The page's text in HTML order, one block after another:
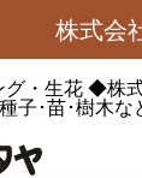
株式会
・生花◆株
子･苗･樹木な